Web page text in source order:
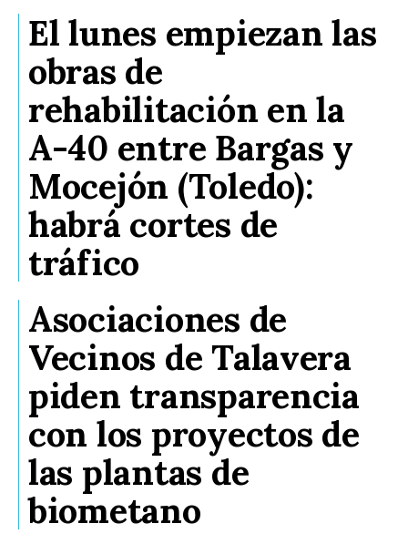
El lunes empiezan las
obras de
rehabilitación en la
A-40 entre Bargas y
Mocejón (Toledo):
habrá cortes de
tráfico
Asociaciones de
Vecinos de Talavera
piden transparencia
con los proyectos de
las plantas de
biometano